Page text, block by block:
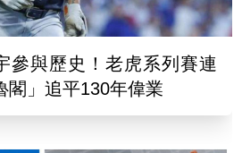
參與歷史！老虎系列賽連
閣」追平130年偉業